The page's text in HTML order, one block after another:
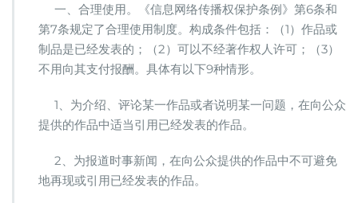
一、合理使用。《信息网络传播权保护条例》第6条和
第7条规定了合理使用制度。构成条件包括：（1）作品或
制品是已经发表的；（2）可以不经著作权人许可；（3）
不用向其支付报酬。具体有以下9种情形。
1、为介绍、评论某一作品或者说明某一问题，在向公众
提供的作品中适当引用已经发表的作品。
2、为报道时事新闻，在向公众提供的作品中不可避免
地再现或引用已经发表的作品。